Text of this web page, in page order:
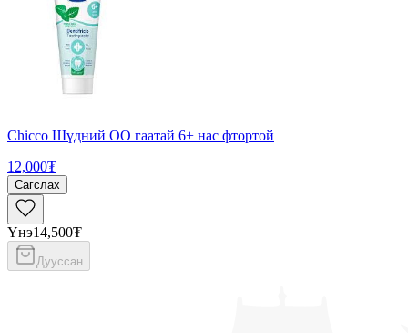
Chicco Шүдний ОО гаатай 6+ нас фтортой
12,000₮
Сагслах
Үнэ14,500₮
Дууссан